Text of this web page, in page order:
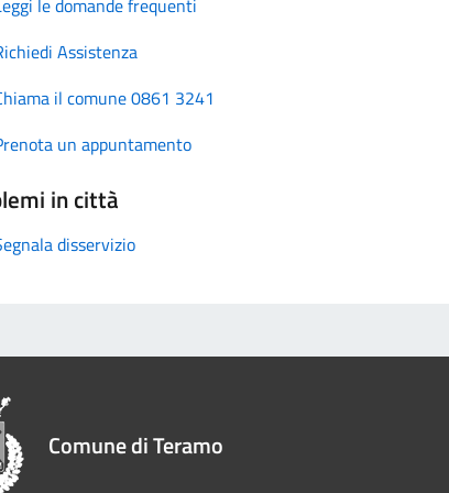
Assistenza
il comune 0861 3241
un appuntamento
in città
disservizio
Comune di Teramo